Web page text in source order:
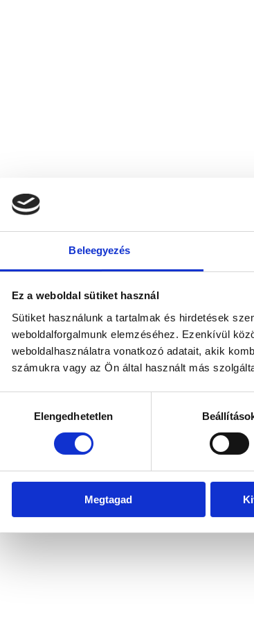
Beleegyezés
Ez a weboldal sütiket használ
Sütiket használunk a tartalmak és hirdetések
weboldalforgalmunk elemzéséhez. Ezenkívül
weboldalhasználatra vonatkozó adatait, akik
számukra vagy az Ön által használt más
kiválasztásaElengedhetetlen
Megtagad
Application error: a client-side exception has occurred